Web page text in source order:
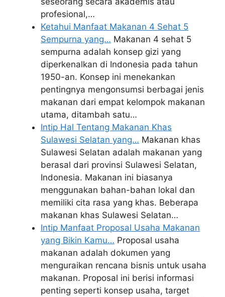
profesional,…
Ketahui Manfaat Makanan 4 Sehat 5
Sempurna yang… Makanan 4 sehat 5
sempurna adalah konsep gizi yang
diperkenalkan di Indonesia pada tahun
1950-an. Konsep ini menekankan
pentingnya mengonsumsi berbagai jenis
makanan dari empat kelompok makanan
utama, ditambah satu…
Intip Hal Tentang Makanan Khas
Sulawesi Selatan yang… Makanan khas
Sulawesi Selatan adalah makanan yang
berasal dari provinsi Sulawesi Selatan,
Indonesia. Makanan ini biasanya
menggunakan bahan-bahan lokal dan
memiliki cita rasa yang khas. Beberapa
makanan khas Sulawesi Selatan…
Intip Manfaat Proposal Usaha Makanan
yang Bikin Kamu… Proposal usaha
makanan adalah dokumen yang
menguraikan rencana bisnis untuk usaha
makanan. Proposal ini berisi informasi
penting seperti konsep usaha, target